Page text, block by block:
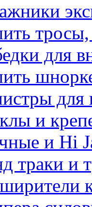
для
для
и
и Hi
траки и